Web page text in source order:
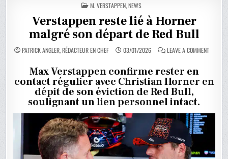
POSTED
IN
M. VERSTAPPEN,NEWS
Verstappen reste lié à Horner
malgré son départ de Red Bull
PATRICK ANGLER, RÉDACTEUR EN CHEF 03/01/2026 LEAVE A COMMENTON
HORNER
MALGRÉ
Max Verstappen confirme rester en
contact régulier avec Christian Horner en
dépit de son éviction de Red Bull,
soulignant un lien personnel intact.